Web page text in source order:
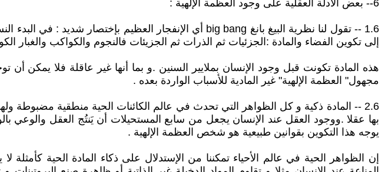
6-- بعض الأدلة العقلية على وجود العظمة الإلهية :
إلى تكوين الفضاء والمادة :الجزئيات ثم الذرات ثم الجزيئات فالنجوم والكواكب والغبار
هذه المادة تكونت قبل وجود الإنسان بملايير السنين .و بما أنها غير عاقلة فلا يمكن
مجهول" العظمة الإلهية" غير المادية للأسباب الواردة بعده .
2.6 -- المادة ذكية و كل الظواهر التي تحدث في عالم الكائنات الحية منطقية مضبوطة
بها عقلا .ووجود العقل عند الإنسان يجعل من سابع المستحيلات أن يَنتُج العقل
يوجه هذا التكوين بقوانين طبيعية هو شخص العظمة الإلهية .
إن الظواهر الحية في عالم الأحياء تمكننا من الإستدلال على ذكاء المادة الحية